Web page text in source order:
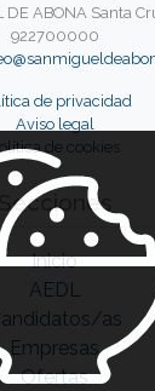
ABONA Santa
922700000
de privacidad
Aviso legal
de cookies
Secciones
Inicio
AEDL
as
Empresas
Ofertas